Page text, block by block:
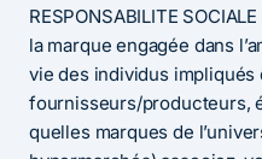
RESPONSABILITE
la marque engagée dans
vie des individus impliqués
fournisseurs/producteurs,
quelles marques de